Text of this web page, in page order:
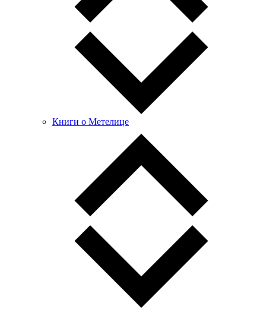
Книги о Метелице